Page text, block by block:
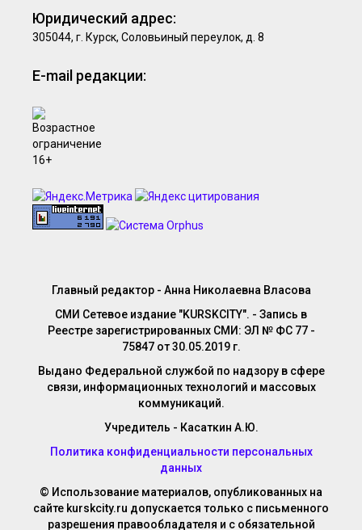
Юридический адрес:
305044, г. Курск, Соловьиный переулок, д. 8
E-mail редакции:
Главный редактор - Анна Николаевна Власова
СМИ Сетевое издание "KURSKCITY". - Запись в
Реестре зарегистрированных СМИ: ЭЛ № ФС 77 -
75847 от 30.05.2019 г.
Выдано Федеральной службой по надзору в сфере
связи, информационных технологий и массовых
коммуникаций.
Учредитель - Касаткин А.Ю.
Политика конфиденциальности персональных
данных
© Использование материалов, опубликованных на
сайте kurskcity.ru допускается только с письменного
разрешения правообладателя и с обязательной